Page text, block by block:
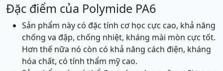
Đặc điểm của Polymide PA6
Sản phẩm này có đặc tính cơ học cực cao, khả năng
chống va đập, chống nhiệt, kháng mài mòn cực tốt.
Hơn thế nữa nó còn có khả năng cách điện, kháng
hóa chất, có tính thẩm mỹ cao.